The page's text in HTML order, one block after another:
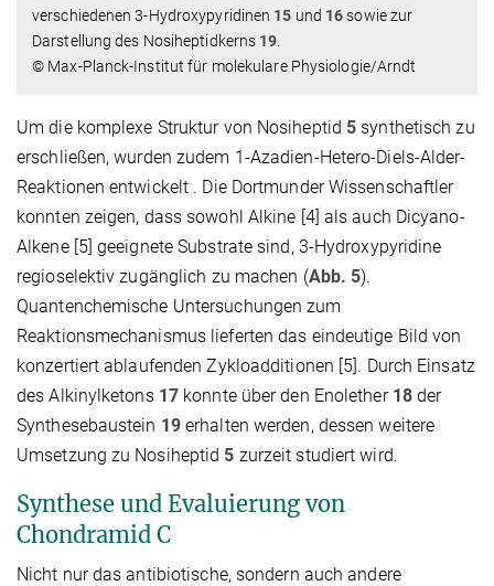
verschiedenen 3-Hydroxypyridinen 15 und 16sowie zur
Darstellung des Nosiheptidkerns 19
© Max-Planck-Institut für molekulare Physiologie/Arndt
Um die komplexe Struktur von Nosiheptid 5 synthetisch zu
erschließen, wurden zudem 1-Azadien-Hetero-Diels-Alder-
Reaktionen entwickelt . Die Dortmunder Wissenschaftler
konnten zeigen, dass sowohl Alkine [4] als auch Dicyano-
Alkene [5] geeignete Substrate sind, 3-Hydroxypyridine
regioselektiv zugänglich zu machen (Abb. 5).
Quantenchemische Untersuchungen zum
Reaktionsmechanismus lieferten das eindeutige Bild von
konzertiert ablaufenden Zykloadditionen [5]. Durch Einsatz
des Alkinylketons 17 konnte über den Enolether 18der
Synthesebaustein 19erhalten werden, dessen weitere
Umsetzung zu Nosiheptid 5 zurzeit studiert wird.
Synthese und Evaluierung von
Chondramid C
Nicht nur das antibiotische, sondern auch andere